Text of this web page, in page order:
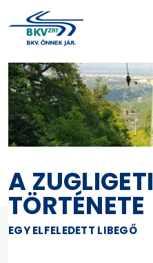
A
TÖRTÉNETE
EGY ELFELEDETT LIBEGŐ